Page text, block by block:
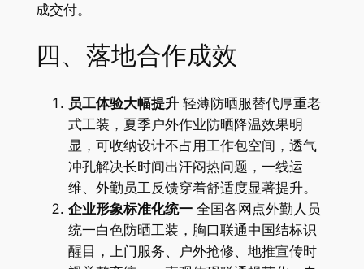
成交付。
四、落地合作成效
员工体验大幅提升轻薄防晒服替代厚重老
式工装，夏季户外作业防晒降温效果明
显，可收纳设计不占用工作包空间，透气
冲孔解决长时间出汗闷热问题，一线运
维、外勤员工反馈穿着舒适度显著提升。
企业形象标准化统一全国各网点外勤人员
统一白色防晒工装，胸口联通中国结标识
醒目，上门服务、户外抢修、地推宣传时